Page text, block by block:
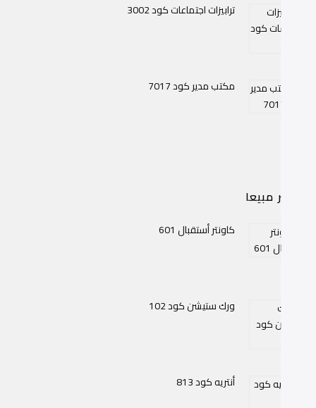
ترابيزات اجتماعات كود 3002
مكتب مدير كود 7017
مبيعا
كاونتر أستقبال 601
ورك ستيشن كود 102
أنتريه كود 813